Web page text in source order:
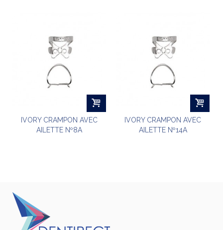
IVORY CRAMPON AVEC
AILETTE Nº8A
IVORY CRAMPON AVEC
AILETTE Nº14A